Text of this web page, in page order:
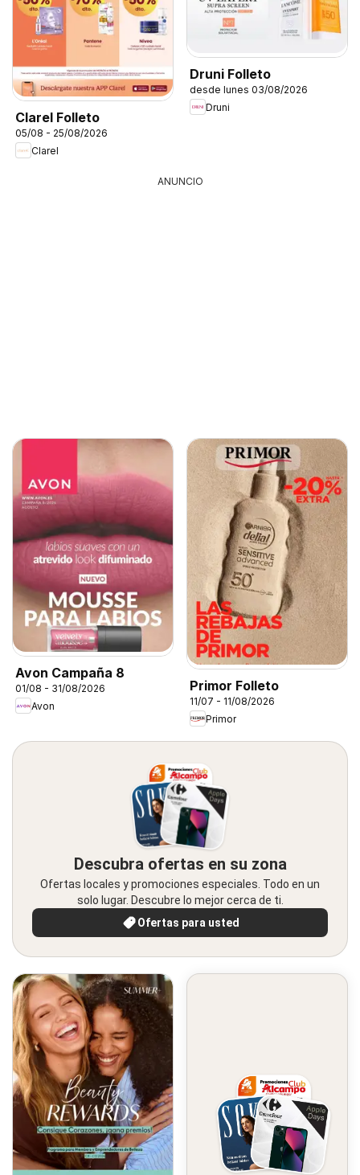
Clarel Folleto
05/08 - 25/08/2026
Clarel
Druni Folleto
desde lunes 03/08/2026
Druni
ANUNCIO
Avon Campaña 8
01/08 - 31/08/2026
Avon
Primor Folleto
11/07 - 11/08/2026
Primor
Descubra ofertas en su zona
Ofertas locales y promociones especiales. Todo en un
solo lugar. Descubre lo mejor cerca de ti.
Ofertas para usted